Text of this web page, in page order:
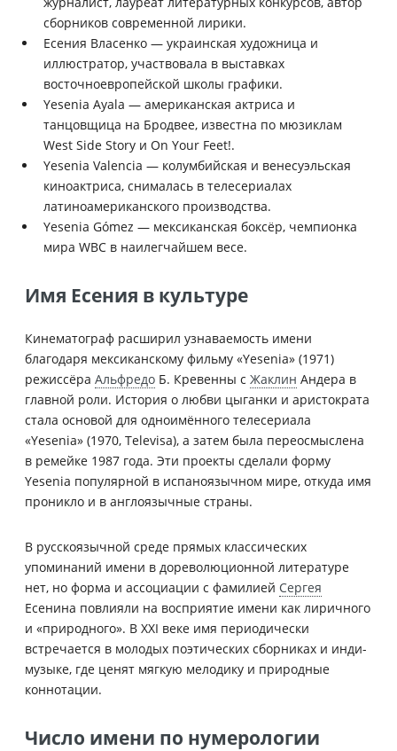
сборников современной лирики.
Есения Власенко — украинская художница и
иллюстратор, участвовала в выставках
восточноевропейской школы графики.
Yesenia Ayala — американская актриса и
танцовщица на Бродвее, известна по мюзиклам
West Side Story и On Your Feet!.
Yesenia Valencia — колумбийская и венесуэльская
киноактриса, снималась в телесериалах
латиноамериканского производства.
Yesenia Gómez — мексиканская боксёр, чемпионка
мира WBC в наилегчайшем весе.
Имя Есения в культуре
Кинематограф расширил узнаваемость имени
благодаря мексиканскому фильму «Yesenia» (1971)
режиссёра Альфредо Б. Кревенны с Жаклин Андера в
главной роли. История о любви цыганки и аристократа
стала основой для одноимённого телесериала
«Yesenia» (1970, Televisa), а затем была переосмыслена
в ремейке 1987 года. Эти проекты сделали форму
Yesenia популярной в испаноязычном мире, откуда имя
проникло и в англоязычные страны.
В русскоязычной среде прямых классических
упоминаний имени в дореволюционной литературе
нет, но форма и ассоциации с фамилией Сергея
Есенина повлияли на восприятие имени как лиричного
и «природного». В XXI веке имя периодически
встречается в молодых поэтических сборниках и инди-
музыке, где ценят мягкую мелодику и природные
коннотации.
Число имени по нумерологии